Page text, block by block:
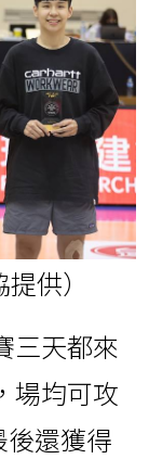
供）
三天都來
場均可攻
後還獲得